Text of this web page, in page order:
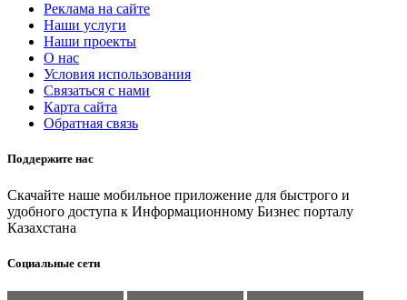
Реклама на сайте
Наши услуги
Наши проекты
О нас
Условия использования
Связаться с нами
Карта сайта
Обратная связь
Поддержите нас
Скачайте наше мобильное приложение для быстрого и
удобного доступа к Информационному Бизнес порталу
Казахстана
Социальные сети